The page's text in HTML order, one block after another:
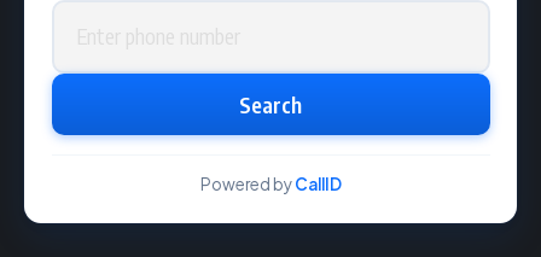
Phone number
Search
Powered byCallID